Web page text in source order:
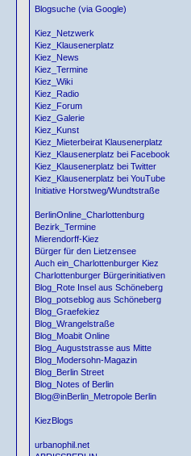
Blogsuche (via Google)
Kiez_Netzwerk
Kiez_Klausenerplatz
Kiez_News
Kiez_Termine
Kiez_Wiki
Kiez_Radio
Kiez_Forum
Kiez_Galerie
Kiez_Kunst
Kiez_Mieterbeirat Klausenerplatz
Kiez_Klausenerplatz bei Facebook
Kiez_Klausenerplatz bei Twitter
Kiez_Klausenerplatz bei YouTube
Initiative Horstweg/Wundtstraße
BerlinOnline_Charlottenburg
Bezirk_Termine
Mierendorff-Kiez
Bürger für den Lietzensee
Auch ein_Charlottenburger Kiez
Charlottenburger Bürgerinitiativen
Blog_Rote Insel aus Schöneberg
Blog_potseblog aus Schöneberg
Blog_Graefekiez
Blog_Wrangelstraße
Blog_Moabit Online
Blog_Auguststrasse aus Mitte
Blog_Modersohn-Magazin
Blog_Berlin Street
Blog_Notes of Berlin
Blog@inBerlin_Metropole Berlin
KiezBlogs
urbanophil.net